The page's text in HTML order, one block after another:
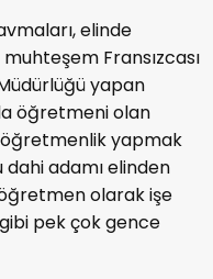
elinde
Fransızcası
yapan
öğretmeni olan
öğretmenlik yapmak
adamı elinden
olarak işe
gibi pek çok gence